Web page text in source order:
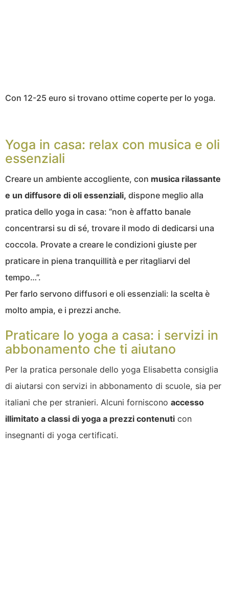
Con 12-25 euro si trovano ottime coperte per lo yoga.
Yoga in casa: relax con musica e oli
essenziali
Creare un ambiente accogliente, con musica rilassante
e un diffusore di oli essenziali, dispone meglio alla
pratica dello yoga in casa: “non è affatto banale
concentrarsi su di sé, trovare il modo di dedicarsi una
coccola. Provate a creare le condizioni giuste per
praticare in piena tranquillità e per ritagliarvi del
tempo…”.
Per farlo servono diffusori e oli essenziali: la scelta è
molto ampia, e i prezzi anche.
Praticare lo yoga a casa: i servizi in
abbonamento che ti aiutano
Per la pratica personale dello yoga Elisabetta consiglia
di aiutarsi con servizi in abbonamento di scuole, sia per
italiani che per stranieri. Alcuni forniscono accesso
illimitato a classi di yoga a prezzi contenuti con
insegnanti di yoga certificati.